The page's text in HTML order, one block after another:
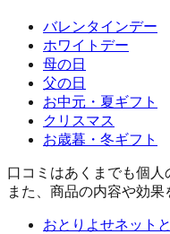
バレンタインデー
ホワイトデー
母の日
父の日
お中元・夏ギフト
クリスマス
お歳暮・冬ギフト
口コミはあくまでも個人
また、商品の内容や効果
おとりよせネット